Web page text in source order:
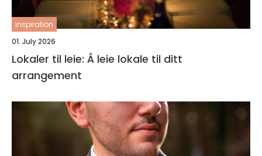
inspiration
01. July 2026
Lokaler til leie: Å leie lokale til ditt
arrangement